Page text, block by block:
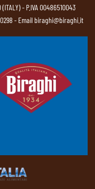
- P.IVA 00486510043
- Email biraghi@biraghi.it